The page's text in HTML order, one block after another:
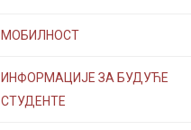
МОБИЛНОСТ
ИНФОРМАЦИЈЕ ЗА БУДУЋЕ
СТУДЕНТЕ